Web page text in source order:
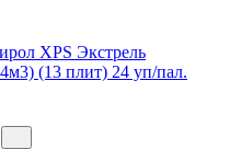
XPS Экстрель
(13 плит) 24 уп/пал.